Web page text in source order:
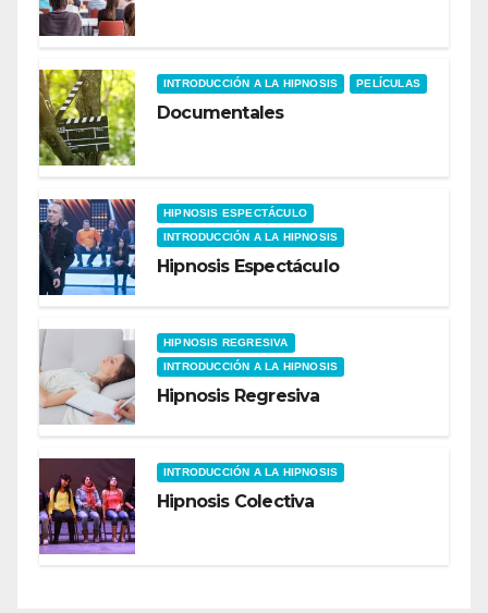
INTRODUCCIÓN A LA HIPNOSIS PELÍCULAS
Documentales
HIPNOSIS ESPECTÁCULO
INTRODUCCIÓN A LA HIPNOSIS
Hipnosis Espectáculo
HIPNOSIS REGRESIVA
INTRODUCCIÓN A LA HIPNOSIS
Hipnosis Regresiva
INTRODUCCIÓN A LA HIPNOSIS
Hipnosis Colectiva